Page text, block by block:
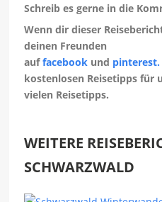
Schreib es gerne in die
Wenn dir dieser
deinen Freunden
auffacebook und
kostenlosen Reisetipps für
vielen Reisetipps.
WEITERE
SCHWARZWALD